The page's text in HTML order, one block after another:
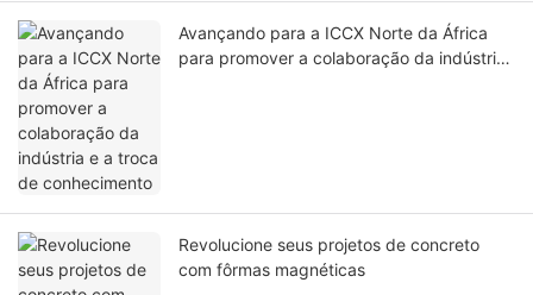
Avançando para a ICCX Norte da África
para promover a colaboração da indústria
Revolucione seus projetos de concreto
com fôrmas magnéticas